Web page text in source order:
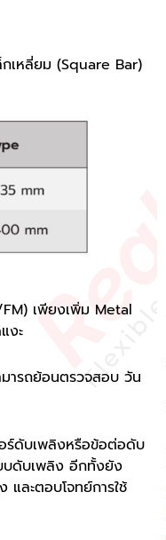
เหลี่ยม (Square Bar)
เพียงเพิ่ม Metal
งะ
มารถย้อนตรวจสอบ วัน
ร์ดับเพลิงหรือข้อต่อดับ
บดับเพลิง อีกทั้งยัง
ละตอบโจทย์การใช้